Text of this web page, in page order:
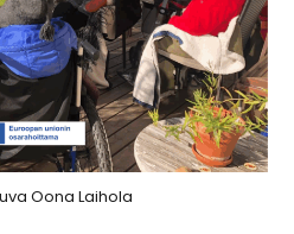
Oona Laihola